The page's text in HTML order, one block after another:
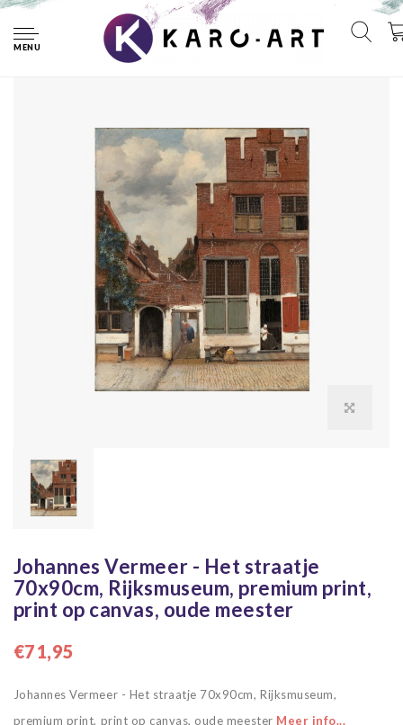
MENU
Johannes Vermeer - Het straatje 70x90cm, Rijksmuseum,
premium print, print op canvas, oude meester
Johannes Vermeer - Het straatje
70x90cm, Rijksmuseum, premium print,
print op canvas, oude meester
€71,95
Johannes Vermeer - Het straatje 70x90cm, Rijksmuseum,
premium print, print op canvas, oude meester Meer info...